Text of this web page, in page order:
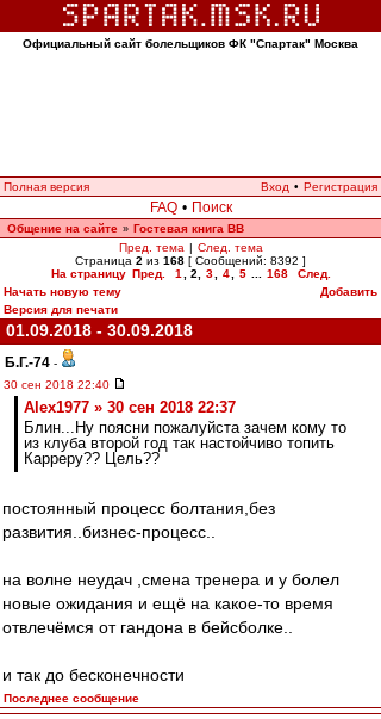
Официальный сайт болельщиков ФК "Спартак" Москва
Полная версия Вход • Регистрация
FAQ • Поиск
Общение на сайте » Гостевая книга ВВ
Пред. тема | След. тема
Страница 2 из 168 [ Сообщений: 8392 ]
На страницу Пред. 1 2 3 4 5 168
След.
Начать новую тему
Добавить
Версия для печати
01.09.2018 - 30.09.2018
Б.Г.-74 -
30 сен 2018 22:40
Alex1977 » 30 сен 2018 22:37
Блин...Ну поясни пожалуйста зачем кому то
из клуба второй год так настойчиво топить
Карреру?? Цель??
постоянный процесс болтания,без
развития..бизнес-процесс..
на волне неудач ,смена тренера и у болел
новые ожидания и ещё на какое-то время
отвлечёмся от гандона в бейсболке..
и так до бесконечности
Последнее сообщение